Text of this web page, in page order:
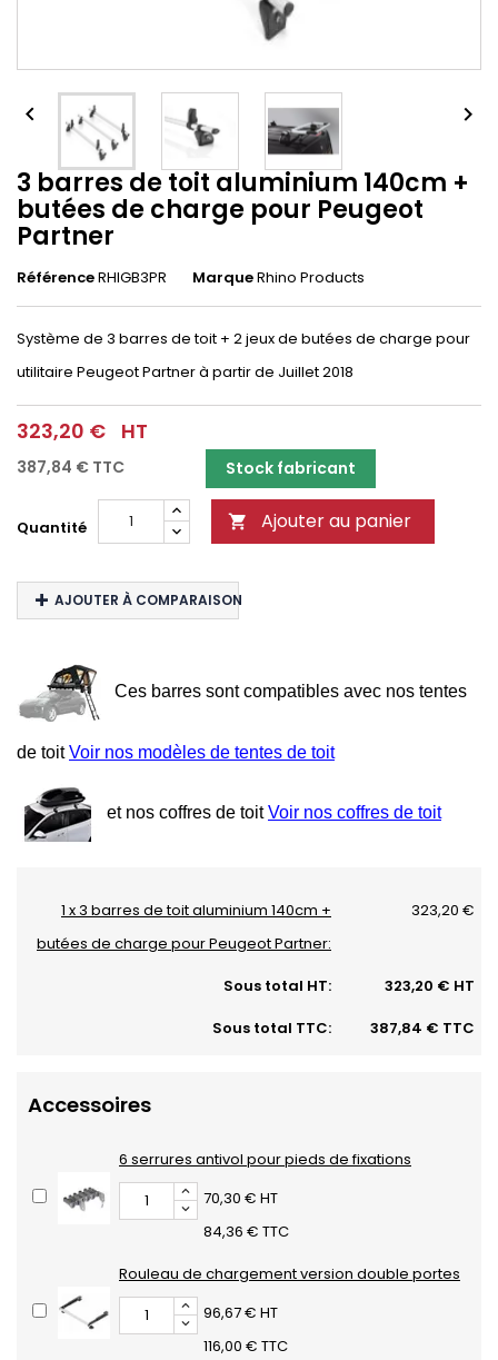
 
3 barres de toit aluminium 140cm +
butées de charge pour Peugeot
Partner
RéférenceRHIGB3PR MarqueRhino Products
Système de 3 barres de toit + 2 jeux de butées de charge pour
utilitaire Peugeot Partner à partir de Juillet 2018
323,20 € HT
387,84 € TTC Stock fabricant
Quantité  Ajouter au panier
AJOUTER À COMPARAISON
Ces barres sont compatibles avec nos tentes
de toitVoir nos modèles de tentes de toit
et nos coffres de toitVoir nos coffres de toit
1 x 3 barres de toit aluminium 140cm +
butées de charge pour Peugeot Partner:
323,20 €
Sous total HT:
323,20 € HT
Sous total TTC:
387,84 € TTC
Accessoires
6 serrures antivol pour pieds de fixations
70,30 € HT
84,36 € TTC
Rouleau de chargement version double portes
96,67 € HT
116,00 € TTC